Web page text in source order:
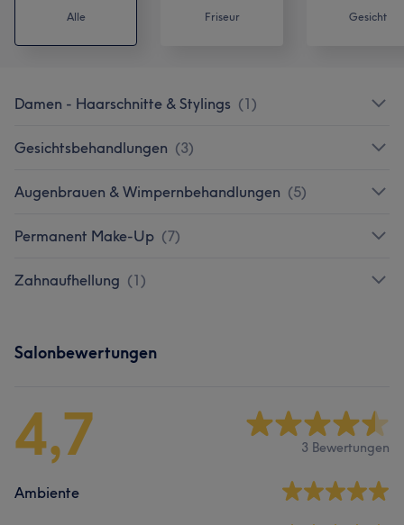
Alle Friseur Gesicht
Damen - Haarschnitte & Stylings (1)
Gesichtsbehandlungen (3)
Augenbrauen & Wimpernbehandlungen (5)
Permanent Make-Up (7)
Zahnaufhellung (1)
Salonbewertungen
4,7 3 Bewertungen
Ambiente